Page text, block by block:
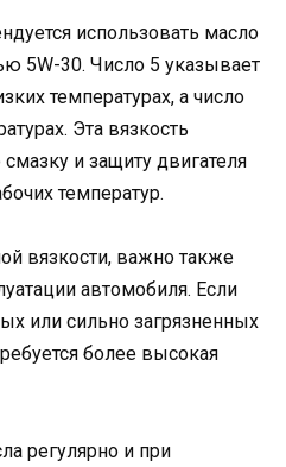
использовать масло
5W-30. Число 5 указывает
температурах, а число
Эта вязкость
и защиту двигателя
температур.
вязкости, важно также
автомобиля. Если
или сильно загрязненных
более высокая
регулярно и при